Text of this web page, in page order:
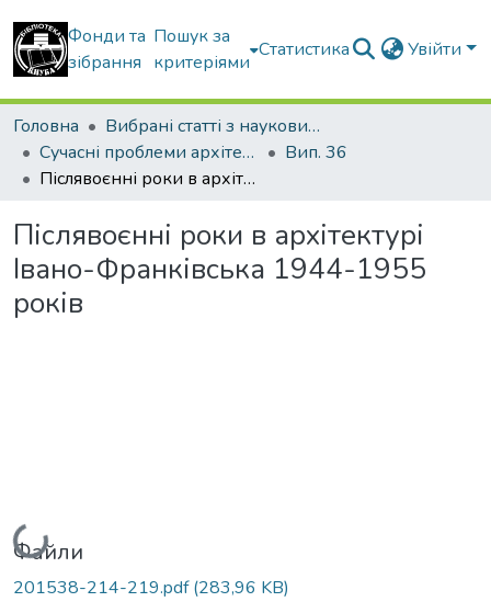
Фонди та
зібрання
Пошук за
критеріями
Статистика Увійти
Головна
Вибрані статті з наукових збірників КНУБА
Сучасні проблеми архітектури та містобудування
Вип. 36
Післявоєнні роки в архітектурі Івано-Франківська 1944-1955 років
Післявоєнні роки в архітектурі
Івано-Франківська 1944-1955
років
Вантажиться...
Файли
201538-214-219.pdf(283,96 KB)